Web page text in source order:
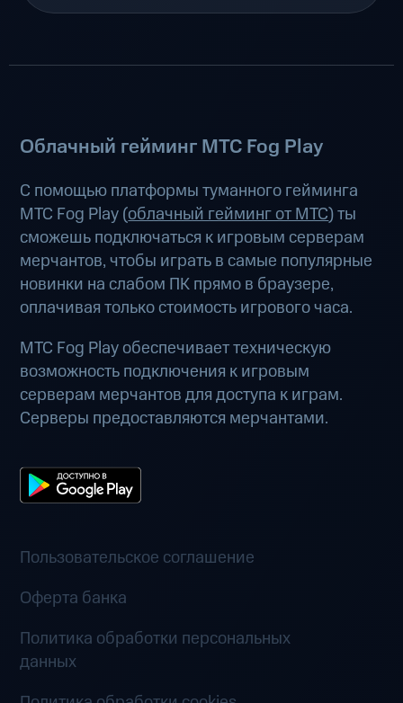
Облачный гейминг МТС Fog Play
С помощью платформы туманного гейминга
МТС Fog Play (облачный гейминг от МТС) ты
сможешь подключаться к игровым серверам
мерчантов, чтобы играть в самые популярные
новинки на слабом ПК прямо в браузере,
оплачивая только стоимость игрового часа.
МТС Fog Play обеспечивает техническую
возможность подключения к игровым
серверам мерчантов для доступа к играм.
Серверы предоставляются мерчантами.
Пользовательское соглашение
Оферта банка
Политика обработки персональных
данных